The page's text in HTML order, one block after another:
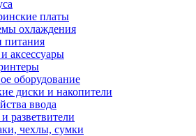
платы
охлаждения
питания
аксессуары
оборудование
диски и накопители
ввода
разветвители
чехлы, сумки